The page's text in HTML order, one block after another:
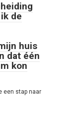
de
huis
dat één
kon
een stap naar